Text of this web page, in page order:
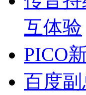
互体验
PICO
百度